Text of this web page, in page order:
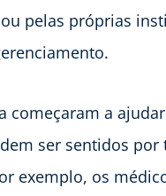
pelas próprias
começaram a
ser sentidos
exemplo, os